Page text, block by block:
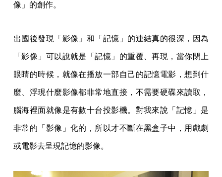
像」的創作。
出國後發現「影像」和「記憶」的連結真的很深，因為
「影像」可以說就是「記憶」的重覆、再現，當你閉上
眼睛的時候，就像在播放一部自己的記憶電影，想到什
麼、浮現什麼影像都非常地直接，不需要硬碟來讀取，
腦海裡面就像是有數十台投影機。對我來說「記憶」是
非常的「影像」化的，所以才不斷在黑盒子中，用戲劇
或電影去呈現記憶的影像。